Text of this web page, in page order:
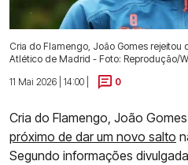
Cria do Flamengo, João Gomes
Atlético de Madrid - Foto: Reprodução/
11 Mai 2026 | 14:00 |
0
Cria do Flamengo, João Gomes
próximo de dar um novo salto
Segundo informações